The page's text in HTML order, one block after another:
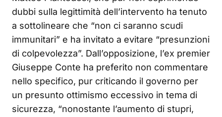
dubbi sulla legittimità dell’intervento ha tenuto
a sottolineare che “non ci saranno scudi
immunitari” e ha invitato a evitare “presunzioni
di colpevolezza”. Dall’opposizione, l’ex premier
Giuseppe Conte ha preferito non commentare
nello specifico, pur criticando il governo per
un presunto ottimismo eccessivo in tema di
sicurezza, “nonostante l’aumento di stupri,